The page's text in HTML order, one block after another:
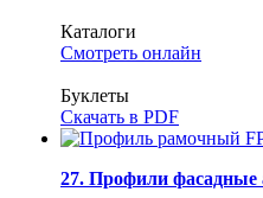
Каталоги
Смотреть онлайн
Буклеты
Скачать в PDF
27. Профили